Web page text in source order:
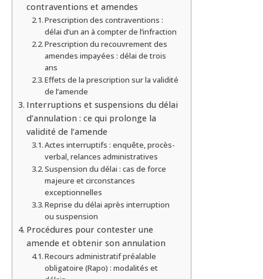
contraventions et amendes
Prescription des contraventions :
délai d’un an à compter de l’infraction
Prescription du recouvrement des
amendes impayées : délai de trois
ans
Effets de la prescription sur la validité
de l’amende
Interruptions et suspensions du délai
d’annulation : ce qui prolonge la
validité de l’amende
Actes interruptifs : enquête, procès-
verbal, relances administratives
Suspension du délai : cas de force
majeure et circonstances
exceptionnelles
Reprise du délai après interruption
ou suspension
Procédures pour contester une
amende et obtenir son annulation
Recours administratif préalable
obligatoire (Rapo) : modalités et